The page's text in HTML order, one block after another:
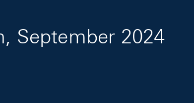
September 2024